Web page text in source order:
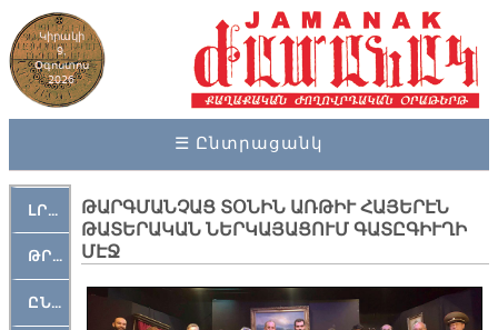
Կիրակի
9,
Օգոստոս
2026
☰ Ընտրացանկ
ԼՐԱՀՈՍ
ԹՐՔԱՀԱՅ ԿԵԱՆՔ
ԸՆԿԵՐԱՄՇԱԿՈՒԹԱՅԻՆ
ԹԱՐԳՄԱՆՉԱՑ ՏՕՆԻՆ ԱՌԹԻՒ ՀԱՅԵՐԷՆ
ԹԱՏԵՐԱԿԱՆ ՆԵՐԿԱՅԱՑՈՒՄ ԳԱՏԸԳԻՒՂԻ
ՄԷՋ